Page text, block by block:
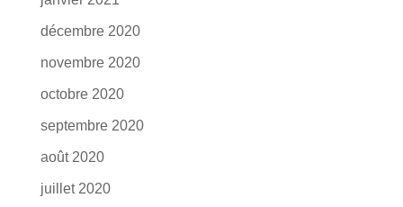
décembre 2020
novembre 2020
octobre 2020
septembre 2020
août 2020
juillet 2020